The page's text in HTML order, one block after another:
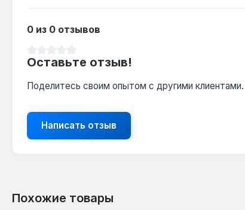
0 из 0 отзывов
Оставьте отзыв!
Поделитесь своим опытом с другими клиентами.
Написать отзыв
Похожие товары